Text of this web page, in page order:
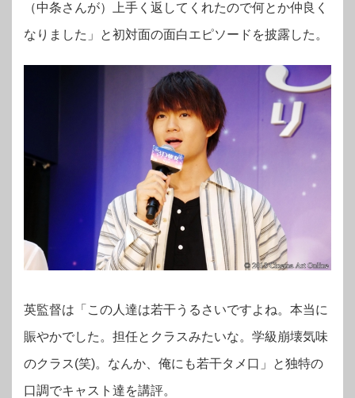
（中条さんが）上手く返してくれたので何とか仲良く
なりました」
と初対面の面白エピソードを披露した。
英監督は「この人達は若干うるさいですよね。本当に
賑やかでした。担任とクラスみたいな。学級崩壊気味
のクラス(笑)。なんか、俺にも若干タメ口」と独特の
口調でキャスト達を講評。